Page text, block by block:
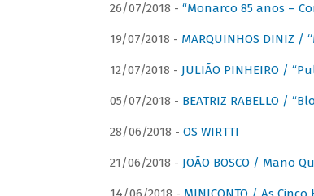
26/07/2018 - “Monarco 85 anos –
19/07/2018 - MARQUINHOS DINIZ /
12/07/2018 - JULIÃO PINHEIRO /
05/07/2018 - BEATRIZ RABELLO /
28/06/2018 - OS WIRTTI
21/06/2018 - JOÃO BOSCO / Mano